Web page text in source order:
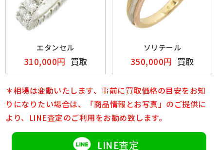
エタンセル
310,000円 買取
ソリテール
350,000円 買取
＊相場は変動いたします、事前に買取価格の目安をお知
りになりたい場合は、「商品情報とお写真」のご提供に
より、LINE査定のご利用をお勧め致します。
LINE査定